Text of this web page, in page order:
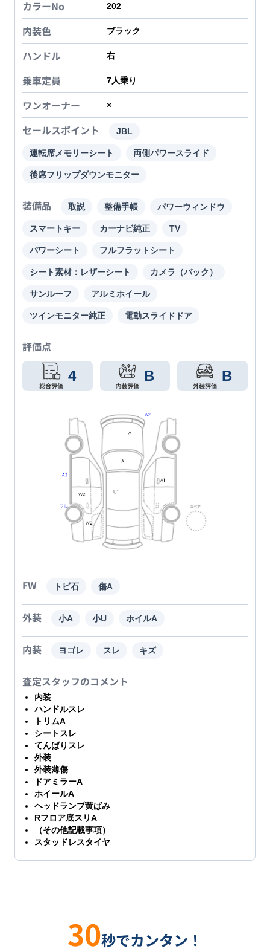
カラーNo 202
内装色 ブラック
ハンドル 右
乗車定員 7人乗り
ワンオーナー ×
セールスポイント JBL
運転席メモリーシート 両側パワースライド
後席フリップダウンモニター
装備品 取説 整備手帳 パワーウィンドウ
スマートキー カーナビ純正 TV
パワーシート フルフラットシート
シート素材：レザーシート カメラ（バック）
サンルーフ アルミホイール
ツインモニター純正 電動スライドドア
評価点
4 B B
FW トビ石 傷A
外装 小A 小U ホイルA
内装 ヨゴレ スレ キズ
査定スタッフのコメント
内装
ハンドルスレ
トリムA
シートスレ
てんばりスレ
外装
外装薄傷
ドアミラーA
ホイールA
ヘッドランプ黄ばみ
Rフロア底スリA
（その他記載事項）
スタッドレスタイヤ
30秒でカンタン！